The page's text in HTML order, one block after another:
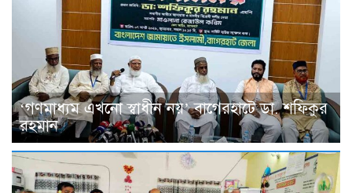
‘গণমাধ্যম এখনো স্বাধীন নয়’ বাগেরহাটে ডা. শফিকুর
রহমান